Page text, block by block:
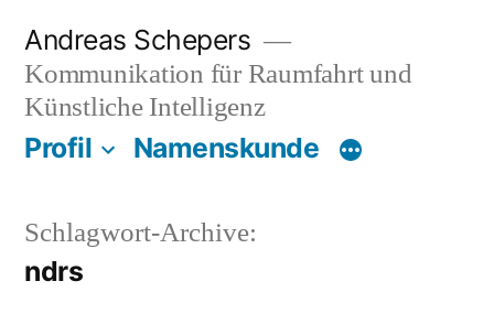
Inhalt
springen
Andreas Schepers
Kommunikation für Raumfahrt und
Künstliche Intelligenz
Profil Namenskunde
Schlagwort-Archive:
ndrs